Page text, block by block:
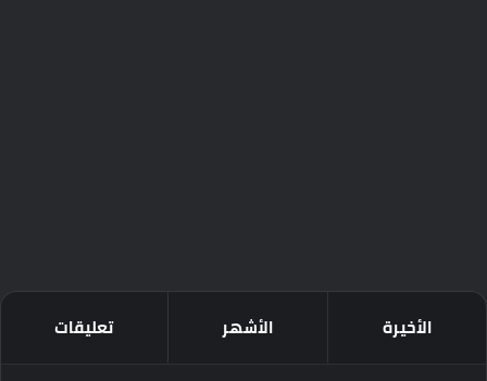
الأخيرة الأشهر تعليقات